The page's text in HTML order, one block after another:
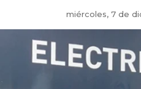
miércoles, 7 de